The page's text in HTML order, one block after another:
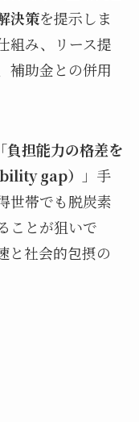
決策を提示しま
組み、リース提
補助金との併用
負担能力の格差を
gap）
」手
世帯でも脱炭素
ことが狙いで
と社会的包摂の